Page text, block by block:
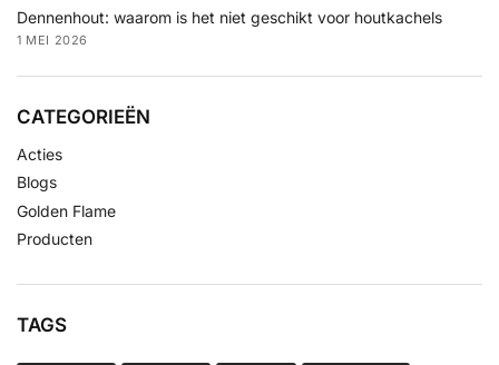
Dennenhout: waarom is het niet geschikt voor houtkachels
1 MEI 2026
CATEGORIEËN
Acties
Blogs
Golden Flame
Producten
TAGS